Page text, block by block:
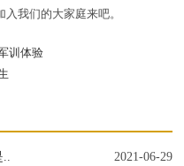
我们的大家庭来吧。
训体验
2021-06-29
..